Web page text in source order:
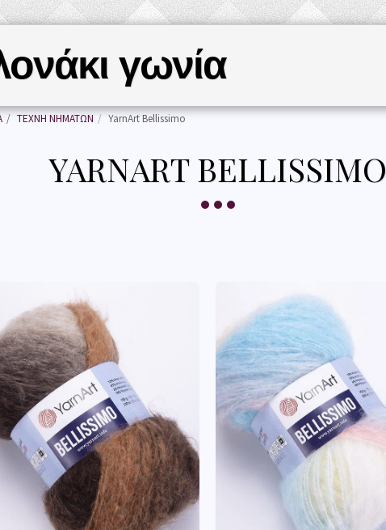
γωνίαΑΡΧΙΚΉ ΣΕΛΊΔΑ
ΤΕΧΝΗ ΝΗΜΑΤΩΝ YarnArt Bellissimo
YARNART BELLISSIMO